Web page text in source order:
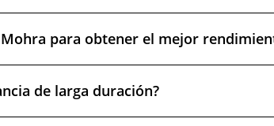
para obtener el mejor
de larga duración?